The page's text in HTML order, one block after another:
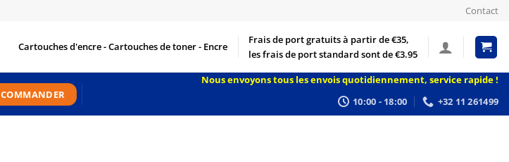
Contact
Cartouches d'encre - Cartouches de toner - Encre
Frais de port gratuits à partir de €35,
les frais de port standard sont de €3.95
COMMANDER
Nous envoyons tous les envois quotidiennement, service rapide !
10:00 - 18:00
+32 11 261499